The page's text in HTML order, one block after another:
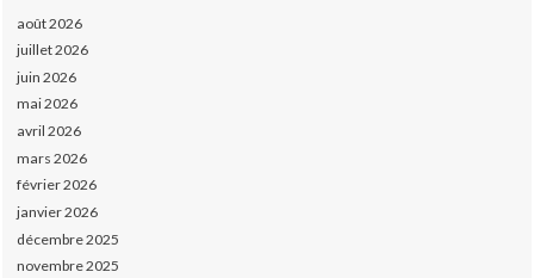
août 2026
juillet 2026
juin 2026
mai 2026
avril 2026
mars 2026
février 2026
janvier 2026
décembre 2025
novembre 2025